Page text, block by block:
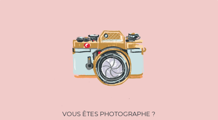
VOUS ÊTES PHOTOGRAPHE ?